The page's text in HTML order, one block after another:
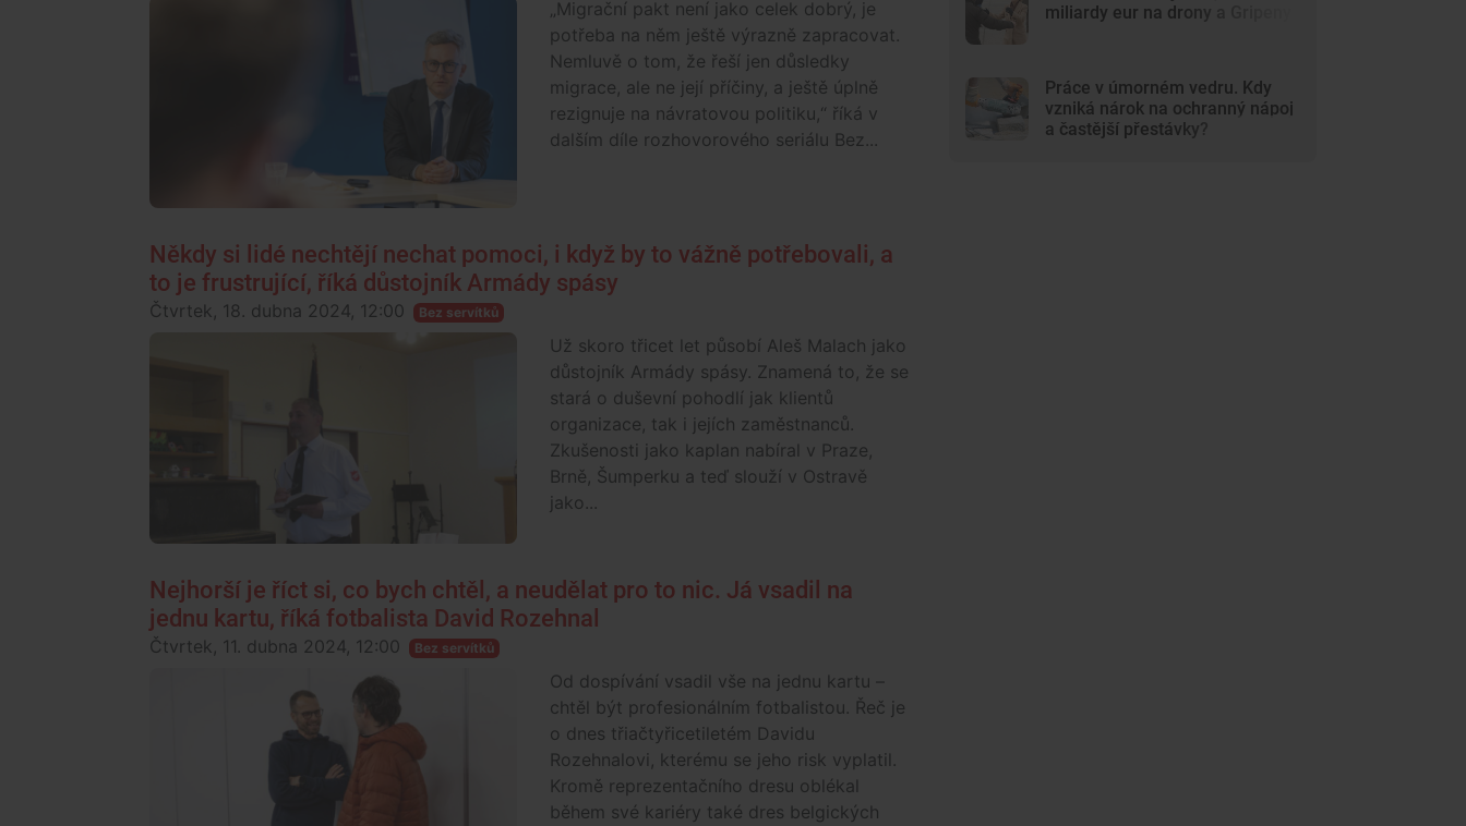
„Migrační pakt není jako celek dobrý, je
potřeba na něm ještě výrazně zapracovat.
Nemluvě o tom, že řeší jen důsledky
migrace, ale ne její příčiny, a ještě úplně
rezignuje na návratovou politiku,“ říká v
dalším díle rozhovorového seriálu Bez...
Někdy si lidé nechtějí nechat pomoci, i když by to vážně potřebovali, a
to je frustrující, říká důstojník Armády spásy
Čtvrtek, 18. dubna 2024, 12:00 Bez servítků
Už skoro třicet let působí Aleš Malach jako
důstojník Armády spásy. Znamená to, že se
stará o duševní pohodlí jak klientů
organizace, tak i jejích zaměstnanců.
Zkušenosti jako kaplan nabíral v Praze,
Brně, Šumperku a teď slouží v Ostravě
jako...
Nejhorší je říct si, co bych chtěl, a neudělat pro to nic. Já vsadil na
jednu kartu, říká fotbalista David Rozehnal
Čtvrtek, 11. dubna 2024, 12:00 Bez servítků
Od dospívání vsadil vše na jednu kartu –
chtěl být profesionálním fotbalistou. Řeč je
o dnes třiačtyřicetiletém Davidu
Rozehnalovi, kterému se jeho risk vyplatil.
Kromě reprezentačního dresu oblékal
během své kariéry také dres belgických
miliardy eur na drony a Gripeny
Práce v úmorném vedru. Kdy
vzniká nárok na ochranný nápoj
a častější přestávky?